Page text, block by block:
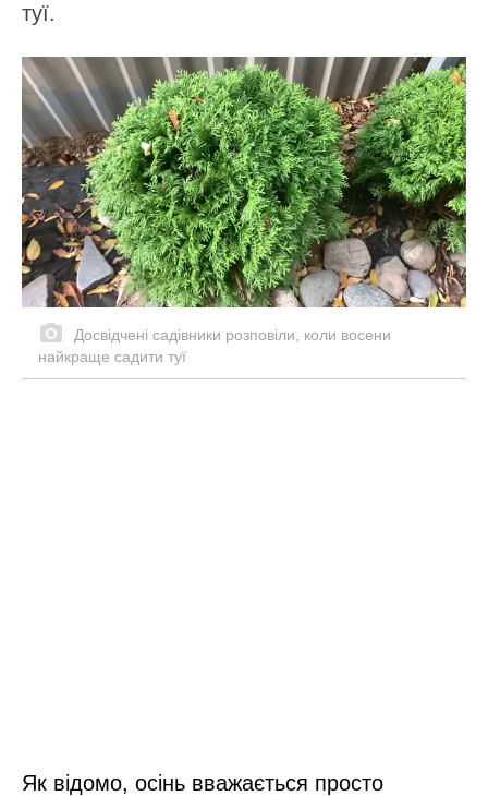
туї.
Досвідчені садівники розповіли, коли восени
найкраще садити туї
Як відомо, осінь вважається просто